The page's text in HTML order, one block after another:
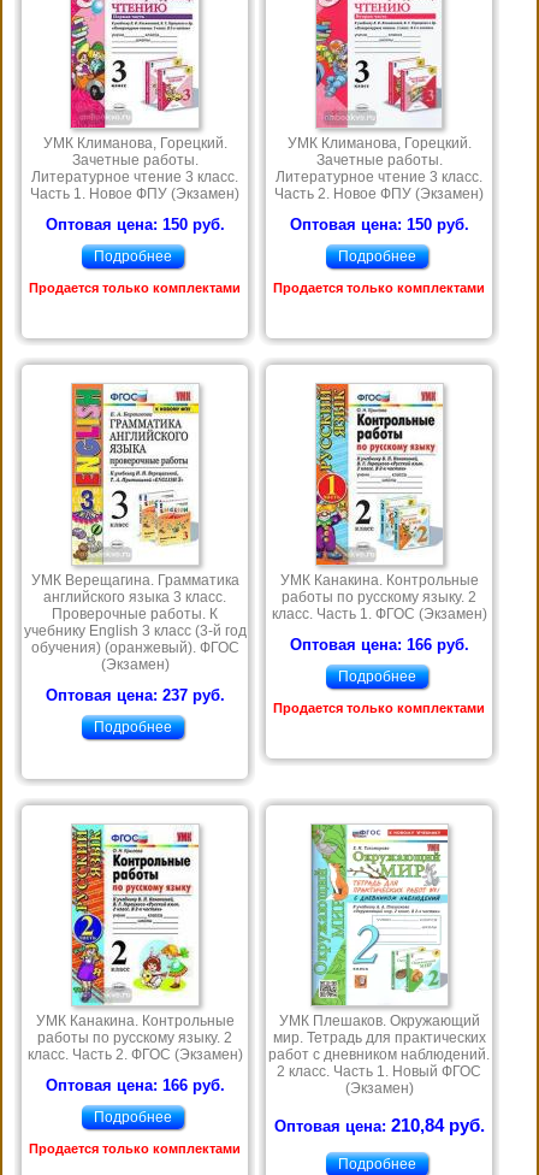
УМК Климанова, Горецкий.
Зачетные работы.
Литературное чтение 3 класс.
Часть 1. Новое ФПУ (Экзамен)
Оптовая цена: 150 руб.
Подробнее
Продается только комплектами
УМК Климанова, Горецкий.
Зачетные работы.
Литературное чтение 3 класс.
Часть 2. Новое ФПУ (Экзамен)
Оптовая цена: 150 руб.
Подробнее
Продается только комплектами
УМК Верещагина. Грамматика
английского языка 3 класс.
Проверочные работы. К
учебнику English 3 класс (3-й год
обучения) (оранжевый). ФГОС
(Экзамен)
Оптовая цена: 237 руб.
Подробнее
УМК Канакина. Контрольные
работы по русскому языку. 2
класс. Часть 1. ФГОС (Экзамен)
Оптовая цена: 166 руб.
Подробнее
Продается только комплектами
УМК Канакина. Контрольные
работы по русскому языку. 2
класс. Часть 2. ФГОС (Экзамен)
Оптовая цена: 166 руб.
Подробнее
Продается только комплектами
УМК Плешаков. Окружающий
мир. Тетрадь для практических
работ с дневником наблюдений.
2 класс. Часть 1. Новый ФГОС
(Экзамен)
Оптовая цена: 210,84 руб.
Подробнее